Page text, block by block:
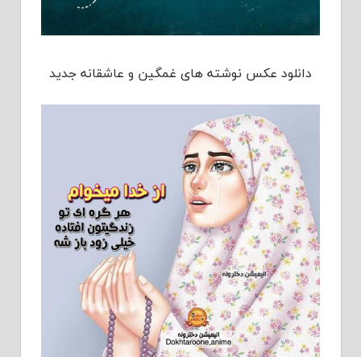
دانلود عکس نوشته های غمگین و عاشقانه جدید